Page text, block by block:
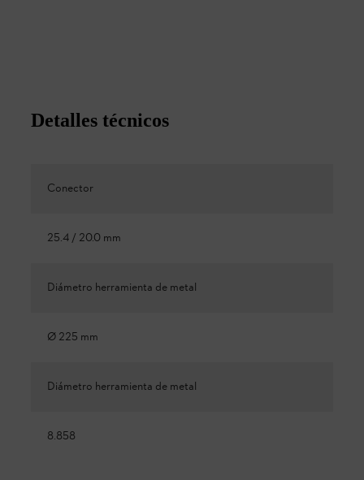
Detalles técnicos
Conector
25.4 / 20.0 mm
Diámetro herramienta de metal
Ø 225 mm
Diámetro herramienta de metal
8.858